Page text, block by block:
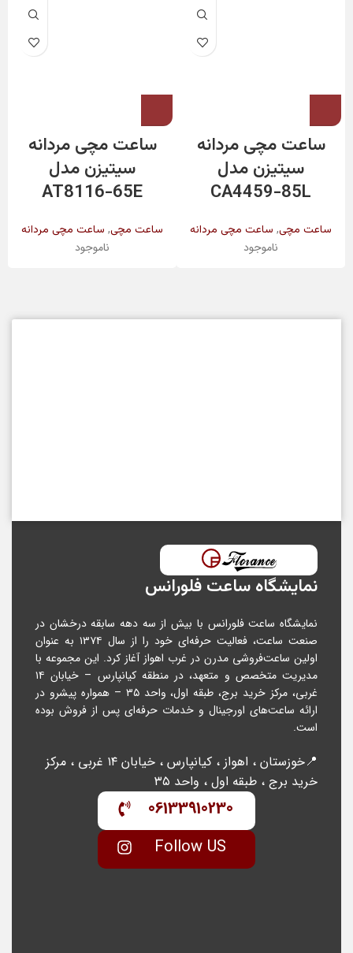
ساعت مچی مردانه
سیتیزن مدل
CA4459-85L
ساعت مچی, ساعت مچی مردانه
ناموجود
ساعت مچی مردانه
سیتیزن مدل
AT8116-65E
ساعت مچی, ساعت مچی مردانه
ناموجود
نمایشگاه ساعت فلورانس
نمایشگاه ساعت فلورانس با بیش از سه دهه سابقه درخشان در
صنعت ساعت، فعالیت حرفه‌ای خود را از سال ۱۳۷۴ به عنوان
اولین ساعت‌فروشی مدرن در غرب اهواز آغاز کرد. این مجموعه با
مدیریت متخصص و متعهد، در منطقه کیانپارس – خیابان ۱۴
غربی، مرکز خرید برج، طبقه اول، واحد ۳۵ – همواره پیشرو در
ارائه ساعت‌های اورجینال و خدمات حرفه‌ای پس از فروش بوده
است.
📍خوزستان ، اهواز ، کیانپارس ، خیابان ۱۴ غربی ، مرکز
خرید برج ، طبقه اول ، واحد ۳۵
06133910230
Follow US